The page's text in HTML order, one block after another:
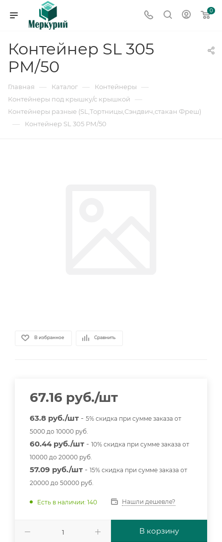
0
Контейнер SL 305
РМ/50
Главная — Каталог — Контейнеры —
Контейнеры под крышку/с крышкой —
Контейнеры разные (SL,Тортницы,Сэндвич,стакан Фреш)
— Контейнер SL 305 РМ/50
В избранное Сравнить
67.16 руб./шт
63.8 руб./шт - 5% скидка при сумме заказа от
5000 до 10000 руб.
60.44 руб./шт - 10% скидка при сумме заказа от
10000 до 20000 руб.
57.09 руб./шт - 15% скидка при сумме заказа от
20000 до 50000 руб.
Есть в наличии: 140 Нашли дешевле?
В корзину